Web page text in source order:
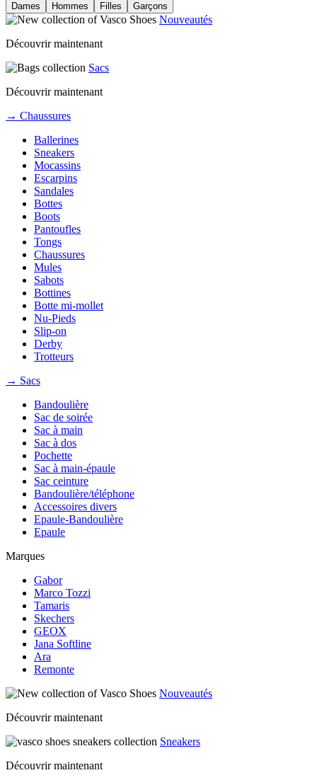
Dames Hommes Filles Garçons
Nouveautés
Découvrir maintenant
Sacs
Découvrir maintenant
→ Chaussures
Ballerines
Sneakers
Mocassins
Escarpins
Sandales
Bottes
Boots
Pantoufles
Tongs
Chaussures
Mules
Sabots
Bottines
Botte mi-mollet
Nu-Pieds
Slip-on
Derby
Trotteurs
→ Sacs
Bandoulière
Sac de soirée
Sac à main
Sac à dos
Pochette
Sac à main-épaule
Sac ceinture
Bandoulière/téléphone
Accessoires divers
Epaule-Bandoulière
Epaule
Marques
Gabor
Marco Tozzi
Tamaris
Skechers
GEOX
Jana Softline
Ara
Remonte
Nouveautés
Découvrir maintenant
Sneakers
Découvrir maintenant